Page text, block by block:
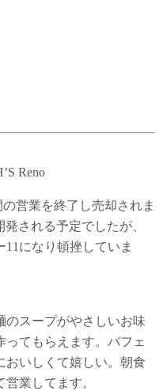
Reno
の営業を終了し売却されま
発される予定でしたが、
になり頓挫していま
のスープがやさしいお味
てもらえます。バフェ
おいしくて嬉しい。朝食
業してます。